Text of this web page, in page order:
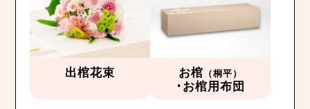
出棺花束 お棺 （桐平）
･お棺用布団